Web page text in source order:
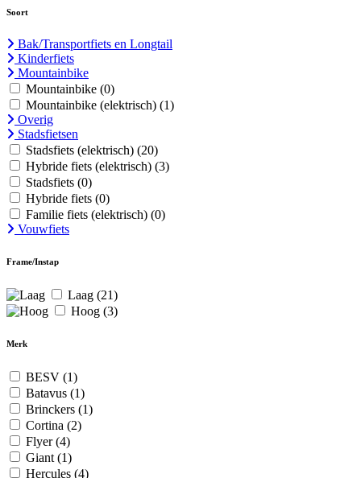
Soort
Bak/Transportfiets en Longtail
Kinderfiets
Mountainbike
Mountainbike (0)
Mountainbike (elektrisch) (1)
Overig
Stadsfietsen
Stadsfiets (elektrisch) (20)
Hybride fiets (elektrisch) (3)
Stadsfiets (0)
Hybride fiets (0)
Familie fiets (elektrisch) (0)
Vouwfiets
Frame/Instap
Laag (21)
Hoog (3)
Merk
BESV (1)
Batavus (1)
Brinckers (1)
Cortina (2)
Flyer(4)
Giant (1)
Hercules (4)